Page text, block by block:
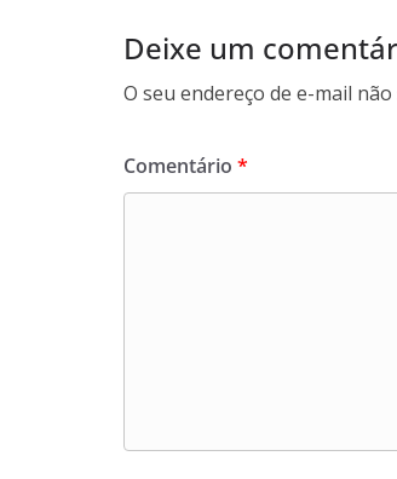
Deixe um
O seu endereço de e-mail
Comentário *